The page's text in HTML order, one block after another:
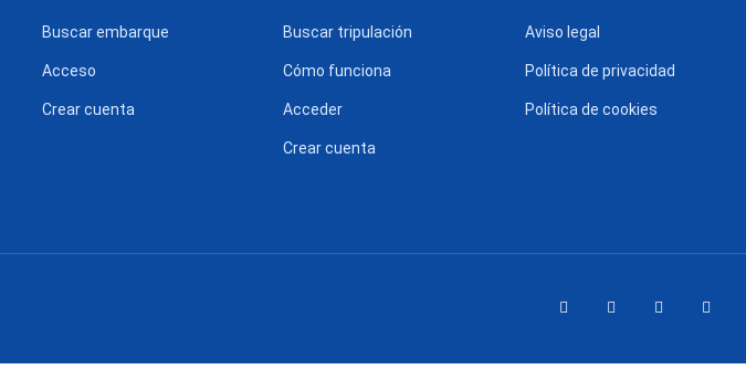
Buscar embarque
Acceso
Crear cuenta
Buscar tripulación
Cómo funciona
Acceder
Crear cuenta
Aviso legal
Política de privacidad
Política de cookies